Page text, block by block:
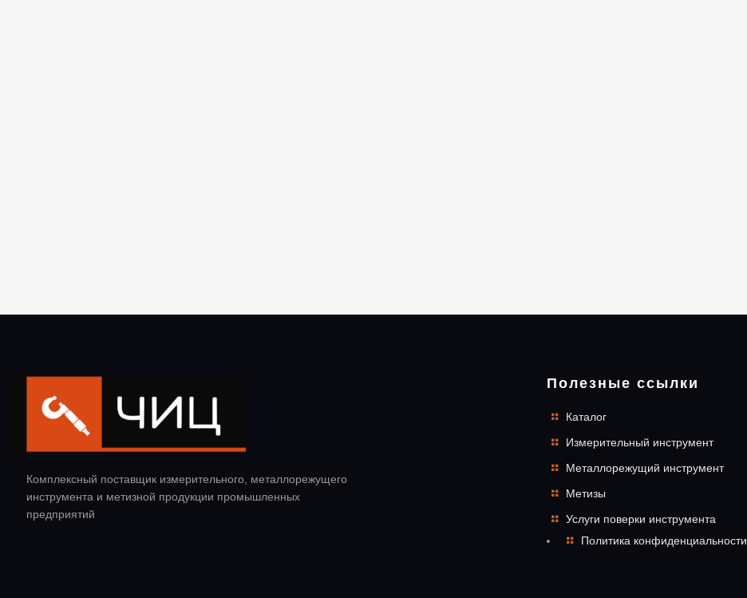
Комплексный поставщик измерительного, металлорежущего
инструмента и метизной продукции промышленных
предприятий
Полезные ссылки
Каталог
Измерительный инструмент
Металлорежущий инструмент
Метизы
Услуги поверки инструмента
Политика конфиденциальности